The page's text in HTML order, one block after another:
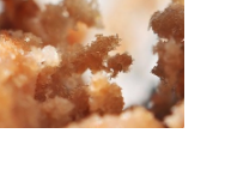
1 2 3 4